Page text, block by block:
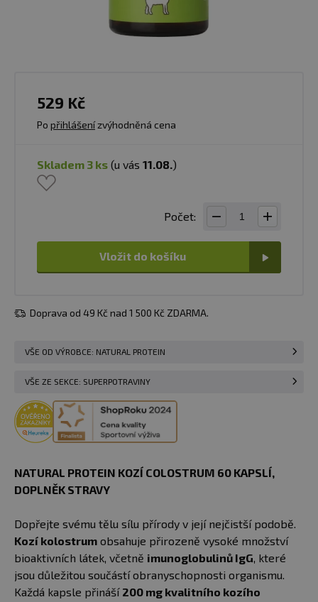
529 Kč
Po přihlášenízvýhodněná cena
skladem 3 ks (u vás 11.08.)
Počet:
Vložit do košíku
Doprava od 49 Kč nad 1 500 Kč ZDARMA.
VŠE OD VÝROBCE: NATURAL PROTEIN
VŠE ZE SEKCE: SUPERPOTRAVINY
NATURAL PROTEIN KOZÍ COLOSTRUM 60 KAPSLÍ,
DOPLNĚK STRAVY
Dopřejte svému tělu sílu přírody v její nejčistší podobě.
Kozí kolostrum obsahuje přirozeně vysoké množství
bioaktivních látek, včetně imunoglobulinů IgG, které
jsou důležitou součástí obranyschopnosti organismu.
Každá kapsle přináší 200 mg kvalitního kozího